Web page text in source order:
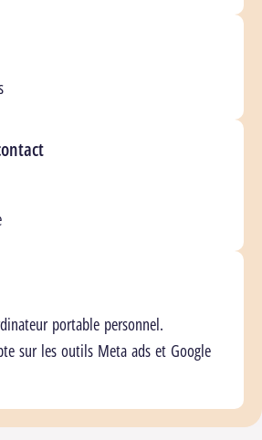
portable personnel.
sur les outils Meta ads et Google